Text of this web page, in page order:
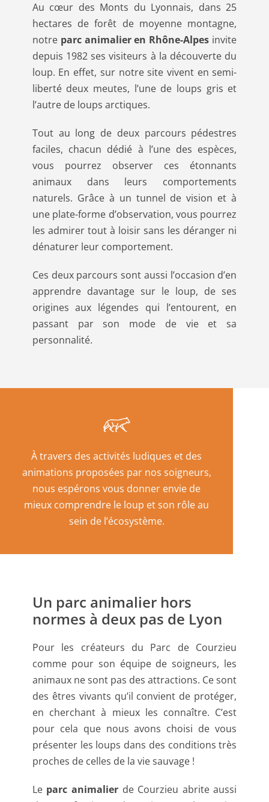
Au cœur des Monts du Lyonnais, dans 25
hectares de forêt de moyenne montagne,
notre parc animalier en Rhône-Alpes invite
depuis 1982 ses visiteurs à la découverte du
loup. En effet, sur notre site vivent en semi-
liberté deux meutes, l’une de loups gris et
l’autre de loups arctiques.
Tout au long de deux parcours pédestres
faciles, chacun dédié à l’une des espèces,
vous pourrez observer ces étonnants
animaux dans leurs comportements
naturels. Grâce à un tunnel de vision et à
une plate-forme d’observation, vous pourrez
les admirer tout à loisir sans les déranger ni
dénaturer leur comportement.
Ces deux parcours sont aussi l’occasion d’en
apprendre davantage sur le loup, de ses
origines aux légendes qui l’entourent, en
passant par son mode de vie et sa
personnalité.
À travers des activités ludiques et des
animations proposées par nos soigneurs,
nous espérons vous donner envie de
mieux comprendre le loup et son rôle au
sein de l’écosystème.
Un parc animalier hors
normes à deux pas de Lyon
Pour les créateurs du Parc de Courzieu
comme pour son équipe de soigneurs, les
animaux ne sont pas des attractions. Ce sont
des êtres vivants qu’il convient de protéger,
en cherchant à mieux les connaître. C’est
pour cela que nous avons choisi de vous
présenter les loups dans des conditions très
proches de celles de la vie sauvage !
Le parc animalierde Courzieu abrite aussi